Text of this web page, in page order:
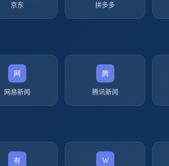
京东 拼多多
网易新闻 腾讯新闻